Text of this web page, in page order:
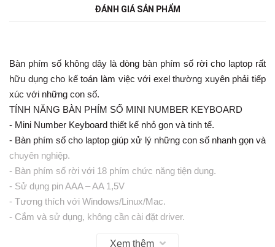
ĐÁNH GIÁ SẢN PHẨM
Bàn phím số không dây là dòng bàn phím số rời cho laptop rất
hữu dụng cho kế toán làm việc với exel thường xuyên phải tiếp
xúc với những con số.
TÍNH NĂNG BÀN PHÍM SỐ MINI NUMBER KEYBOARD
- Mini Number Keyboard thiết kế nhỏ gọn và tinh tế.
- Bàn phím số cho laptop giúp xử lý những con số nhanh gọn và
chuyên nghiệp.
- Bàn phím số rời với 18 phím chức năng tiện dụng.
- Sử dụng pin AAA – AA 1,5V
- Tương thích với Windows/Linux/Mac.
- Cắm và sử dụng, không cần cài đặt driver.
Xem thêm